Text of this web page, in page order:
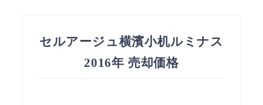
セルアージュ横濱小机ルミナス
2016年 売却価格